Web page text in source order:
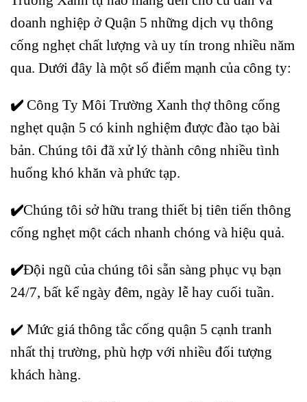
doanh nghiệp ở Quận 5 những dịch vụ thông
cống nghẹt chất lượng và uy tín trong nhiều năm
qua. Dưới đây là một số điểm mạnh của công ty:
✔️ Công Ty Môi Trường Xanh thợ thông cống
nghẹt quận 5 có kinh nghiệm được đào tạo bài
bản. Chúng tôi đã xử lý thành công nhiều tình
huống khó khăn và phức tạp.
✔️Chúng tôi sở hữu trang thiết bị tiên tiến thông
cống nghẹt một cách nhanh chóng và hiệu quả.
✔️Đội ngũ của chúng tôi sẵn sàng phục vụ bạn
24/7, bất kể ngày đêm, ngày lễ hay cuối tuần.
✔️ Mức giá thông tắc cống quận 5 cạnh tranh
nhất thị trường, phù hợp với nhiều đối tượng
khách hàng.